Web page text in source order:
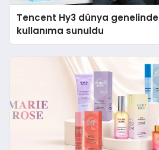
Tencent Hy3 dünya genelinde
kullanıma sunuldu